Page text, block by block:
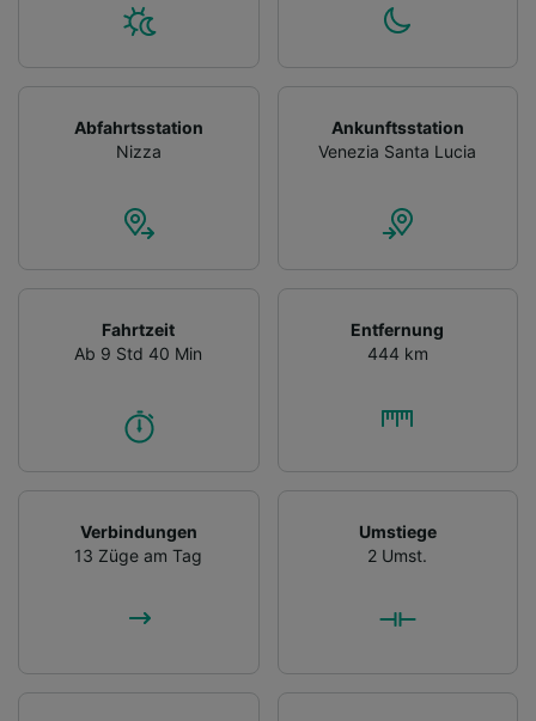
Abfahrtsstation
Nizza
Ankunftsstation
Venezia Santa Lucia
Fahrtzeit
Ab 9 Std 40 Min
Entfernung
444 km
Verbindungen
13 Züge am Tag
Umstiege
2 Umst.